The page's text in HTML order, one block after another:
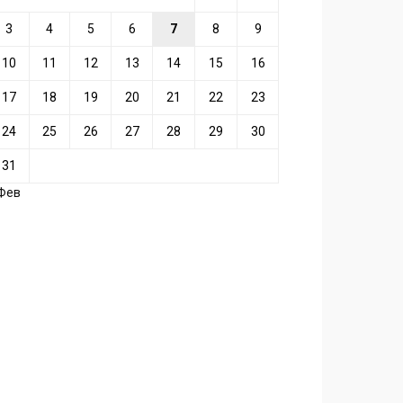
3 4 5 6 7 8 9
10 11 12 13 14 15 16
17 18 19 20 21 22 23
24 25 26 27 28 29 30
31